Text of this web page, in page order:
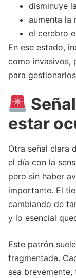
disminuye
aumenta la
el cerebro
En ese estado,
como invasivos,
para
estar
Otra señal clara
el día con la
pero sin haber
importante. El
cambiando de
y lo esencial
Este patrón
fragmentada.
sea